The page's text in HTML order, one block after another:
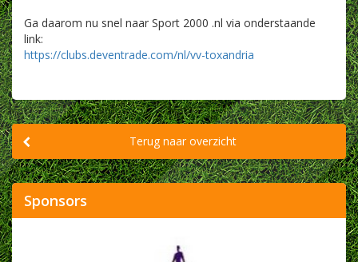
Ga daarom nu snel naar Sport 2000 .nl via onderstaande
link:
https://clubs.deventrade.com/nl/vv-toxandria
Terug naar overzicht
Sponsors